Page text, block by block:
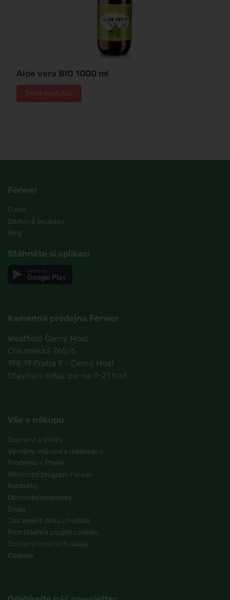
Aloe vera BIO 1000 ml
Detail produktu
Ferwer
O nás
Dárkové poukazy
Blog
Stáhněte si aplikaci
Google Play
Kamenná prodejna Ferwer
Westfield Černý Most
Chlumecká 765/6
198 19 Praha 9 - Černý Most
Otevírací doba: po-ne 9-21 hod.
Vše o nákupu
Doprava a platby
Výměny, vrácení a reklamace
Prodejna v Praze
Věrnostní program Ferwer
Kontakty
Obchodní podmínky
O nás
Jak změřit délku chodidla
Prohlášení o použití cookies
Ochrana osobních údajů
Cookies